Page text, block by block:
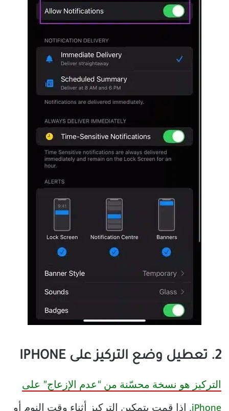
2. تعطيل وضع التركيز على IPHONE
التركيز هو نسخة محسّنة من “عدم الإزعاج” على
iPhone. إذا قمت بتمكين التركيز أثناء وقت النوم أو